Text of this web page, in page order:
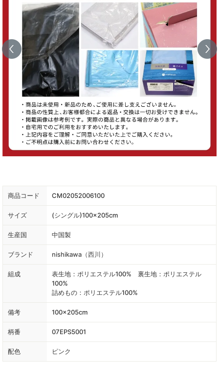
商品コード CM02052006100
サイズ (シングル)100×205cm
生産国 中国製
ブランド nishikawa（西川）
組成
表生地：ポリエステル100% 裏生地：ポリエステル
100%
詰めもの：ポリエステル100%
備考 100×205cm
柄番 07EPS5001
配色 ピンク